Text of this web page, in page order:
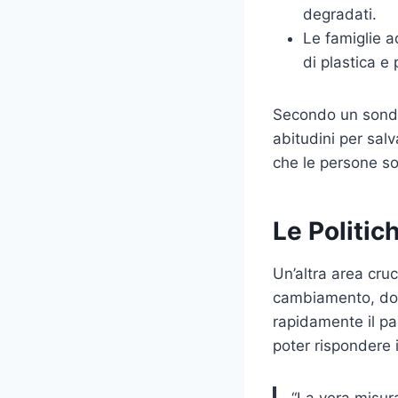
degradati.
Le famiglie
di plastica e
Secondo un
abitudini per
che le persone
Le
Un’altra area
cambiamento,
rapidamente il
poter rispondere